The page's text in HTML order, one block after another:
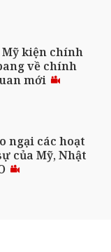
Mỹ kiện chính
về chính
mới
ngại các hoạt
của Mỹ, Nhật